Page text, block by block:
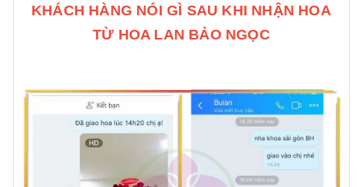
KHÁCH HÀNG NÓI GÌ SAU KHI NHẬN HOA
TỪ HOA LAN BẢO NGỌC